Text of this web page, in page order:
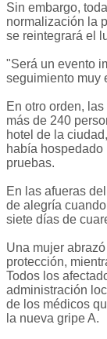
Sin embargo,
normalización la
se reintegrará el
"Será un evento
seguimiento muy
En otro orden,
más de 240
hotel de la
había
pruebas.
En las afueras
de alegría
siete días de
Una mujer
protección,
Todos los
administración
de los médicos
la nueva gripe A.